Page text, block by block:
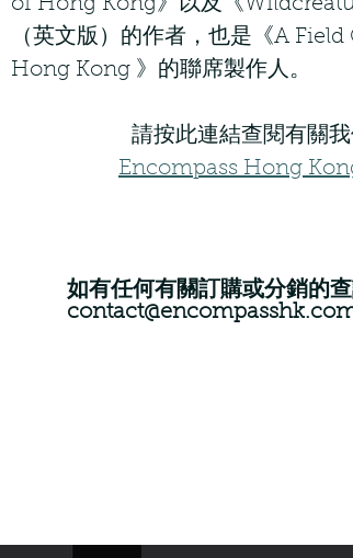
of Hong Kong》以及《
（英文版）的作者，也是《A
Hong Kong 》的聯席製作人。
請按此連結查閱有關
Encompass Hong
如有任何有關訂購或分銷的